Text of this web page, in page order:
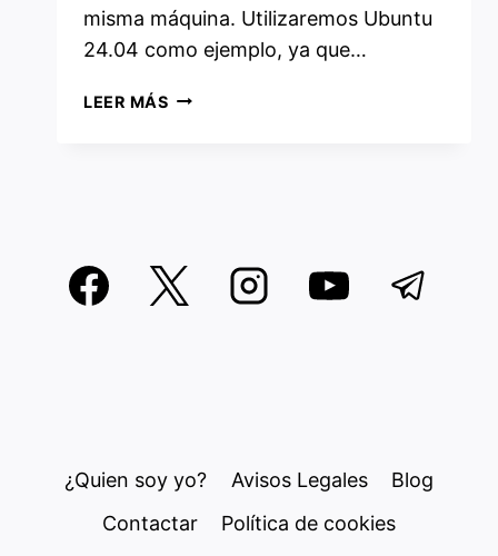
misma máquina. Utilizaremos Ubuntu
24.04 como ejemplo, ya que…
LEER MÁSCÓMO
¿Quien soy yo? Avisos Legales
Blog
Contactar
Política de cookies